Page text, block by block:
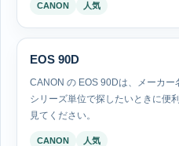
CANON 人気
EOS 90D
CANON の EOS 90Dは、メーカ
シリーズ単位で探したいときに便
見てください。
CANON 人気